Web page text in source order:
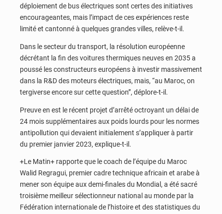
déploiement de bus électriques sont certes des initiatives
encourageantes, mais l’impact de ces expériences reste
limité et cantonné à quelques grandes villes, relève-t-il.
Dans le secteur du transport, la résolution européenne
décrétant la fin des voitures thermiques neuves en 2035 a
poussé les constructeurs européens à investir massivement
dans la R&D des moteurs électriques, mais, “au Maroc, on
tergiverse encore sur cette question”, déplore-t-il.
Preuve en est le récent projet d’arrêté octroyant un délai de
24 mois supplémentaires aux poids lourds pour les normes
antipollution qui devaient initialement s’appliquer à partir
du premier janvier 2023, explique-t-il.
+Le Matin+ rapporte que le coach de l’équipe du Maroc
Walid Regragui, premier cadre technique africain et arabe à
mener son équipe aux demi-finales du Mondial, a été sacré
troisième meilleur sélectionneur national au monde par la
Fédération internationale de l’histoire et des statistiques du